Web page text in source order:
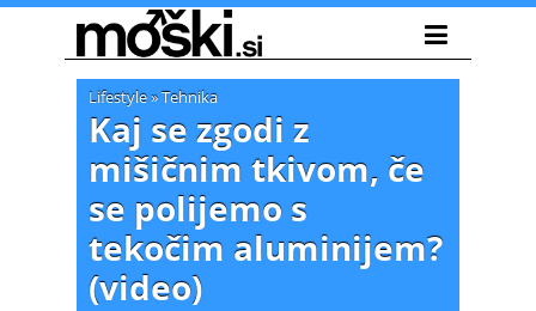
Lifestyle»Tehnika
Kaj se zgodi z
mišičnim tkivom, če
se polijemo s
tekočim aluminijem?
(video)